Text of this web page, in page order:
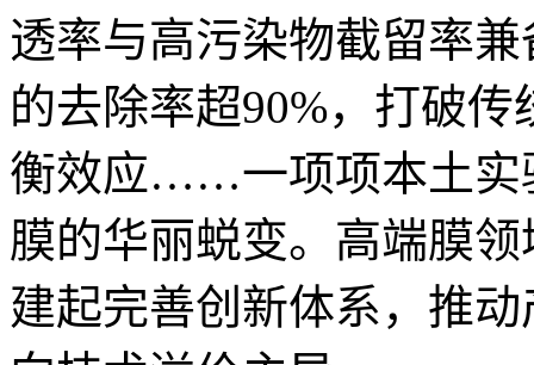
透率与高污染物截留率
的去除率超90%，打破传
衡效应……一项项本土实
膜的华丽蜕变。高端膜
建起完善创新体系，推